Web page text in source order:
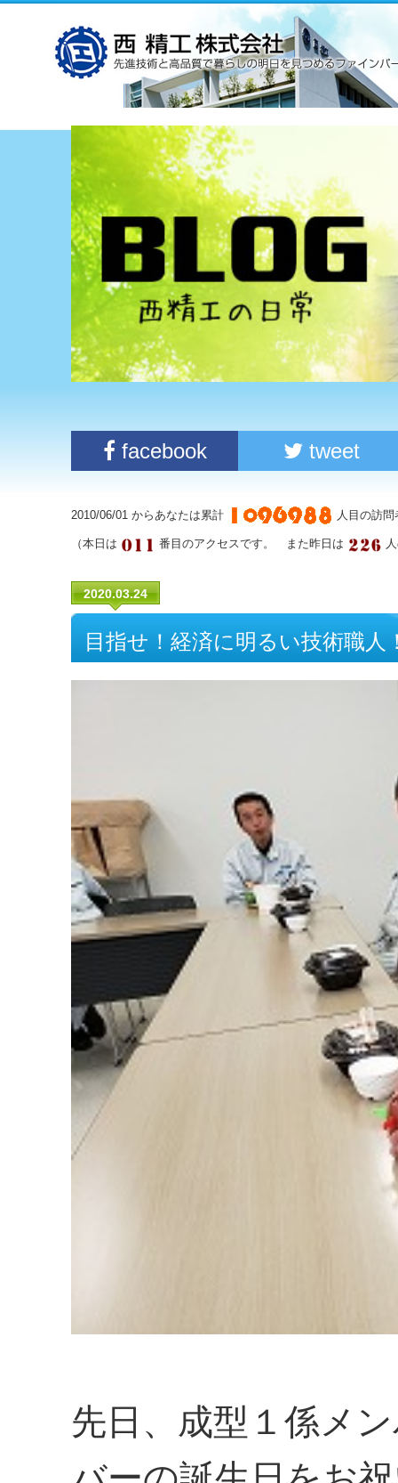
facebook tweet
2010/06/01 からあなたは累計 人目の訪
（本日は 番目のアクセスです。 また昨日は
2020.03.24
目指せ！経済に明るい技術職人
先日、成型１係メ